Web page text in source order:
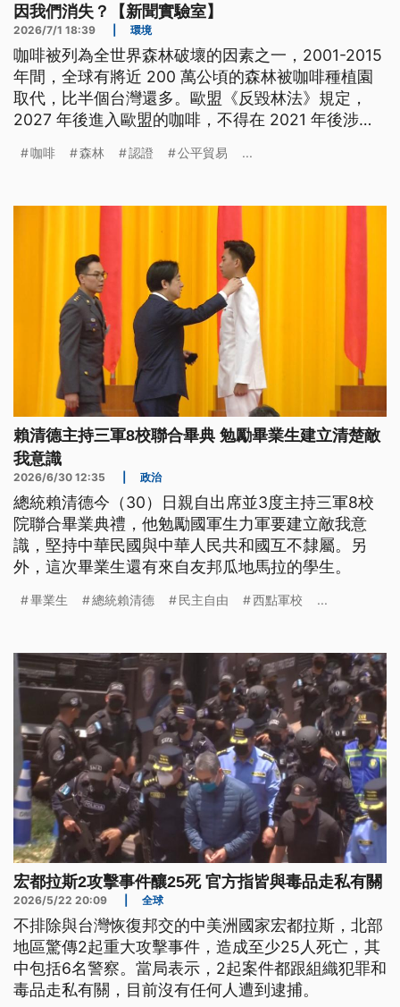
因我們消失？【新聞實驗室】
2026/7/1 18:39 環境
咖啡被列為全世界森林破壞的因素之一，2001-2015
年間，全球有將近 200 萬公頃的森林被咖啡種植園
取代，比半個台灣還多。歐盟《反毀林法》規定，
2027 年後進入歐盟的咖啡，不得在 2021 年後涉及
們又能怎麼選擇咖啡？
咖啡 森林 認證 公平貿易 ...
賴清德主持三軍8校聯合畢典 勉勵畢業生建立清楚敵
我意識
2026/6/30 12:35 政治
總統賴清德今（30）日親自出席並3度主持三軍8校
院聯合畢業典禮，他勉勵國軍生力軍要建立敵我意
識，堅持中華民國與中華人民共和國互不隸屬。另
外，這次畢業生還有來自友邦瓜地馬拉的學生。
畢業生 總統賴清德 民主自由 西點軍校 ...
宏都拉斯2攻擊事件釀25死 官方指皆與毒品走私有關
2026/5/22 20:09 全球
不排除與台灣恢復邦交的中美洲國家宏都拉斯，北部
地區驚傳2起重大攻擊事件，造成至少25人死亡，其
中包括6名警察。當局表示，2起案件都跟組織犯罪和
毒品走私有關，目前沒有任何人遭到逮捕。